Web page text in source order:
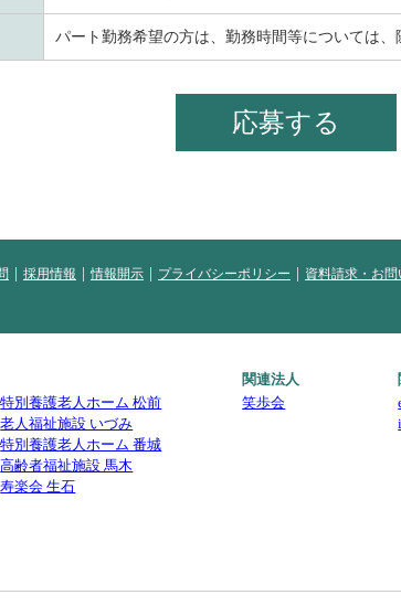
パート勤務希望の方は、勤務時間等については、
応募する
採用情報 情報開示 プライバシーポリシー 資料請求・お
特別養護老人ホーム 松前
老人福祉施設 いづみ
特別養護老人ホーム 番城
高齢者福祉施設 馬木
寿楽会 生石
関連法人
笑歩会